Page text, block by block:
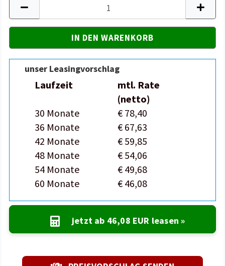
unser Leasingvorschlag
Laufzeit
mtl. Rate
(netto)
30 Monate
€ 78,40
36 Monate
€ 67,63
42 Monate
€ 59,85
48 Monate
€ 54,06
54 Monate
€ 49,68
60 Monate
€ 46,08
jetzt ab 46,08 EUR leasen »